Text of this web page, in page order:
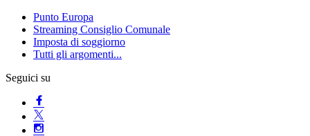
Punto Europa
Streaming Consiglio Comunale
Imposta di soggiorno
Tutti gli argomenti...
Seguici su